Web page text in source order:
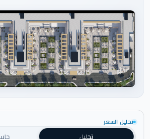
تحليل السعر